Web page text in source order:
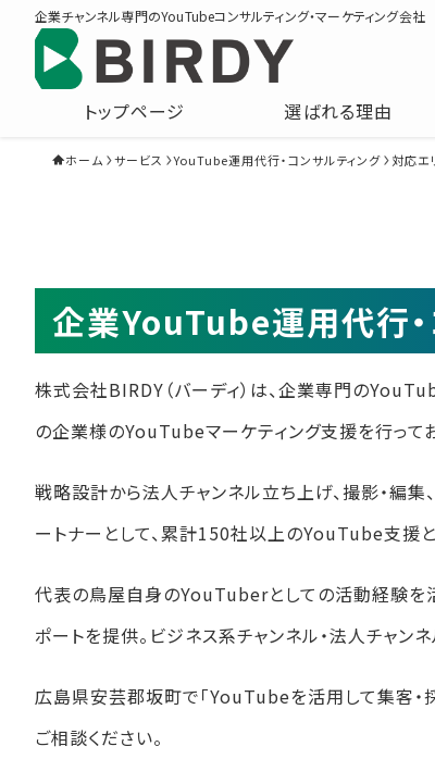
企業チャンネル専門のYouTubeコンサルティング・マーケティング会社
トップページ 選ばれる理由
ホーム サービス YouTube運用代行・コンサルティング 対応エ
企業YouTube運用代行・
株式会社BIRDY（バーディ）は、企業専門の
の企業様のYouTubeマーケティング支援を行ってお
戦略設計から法人チャンネル立ち上げ、撮影・編
ートナーとして、累計150社以上のYouTube支援
代表の鳥屋自身のYouTuberとしての活動経験を
ポートを提供。ビジネス系チャンネル・法人チャン
広島県安芸郡坂町で「YouTubeを活用して集客・
ご相談ください。